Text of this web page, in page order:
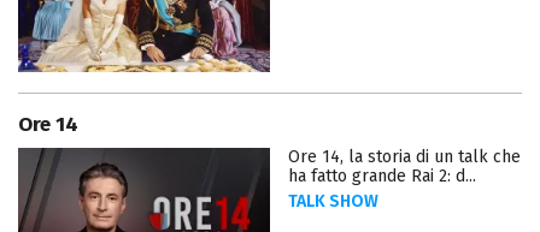
Ore 14
Ore 14, la storia di un talk che
ha fatto grande Rai 2: d...
TALK SHOW